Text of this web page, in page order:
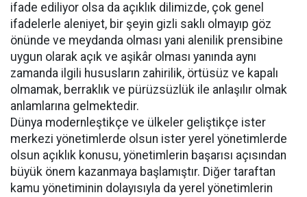
ifade ediliyor olsa da açıklık dilimizde, çok genel
ifadelerle aleniyet, bir şeyin gizli saklı olmayıp göz
önünde ve meydanda olması yani alenilik prensibine
uygun olarak açık ve aşikâr olması yanında aynı
zamanda ilgili hususların zahirilik, örtüsüz ve kapalı
olmamak, berraklık ve pürüzsüzlük ile anlaşılır olmak
anlamlarına gelmektedir.
Dünya modernleştikçe ve ülkeler geliştikçe ister
merkezi yönetimlerde olsun ister yerel yönetimlerde
olsun açıklık konusu, yönetimlerin başarısı açısından
büyük önem kazanmaya başlamıştır. Diğer taraftan
kamu yönetiminin dolayısıyla da yerel yönetimlerin